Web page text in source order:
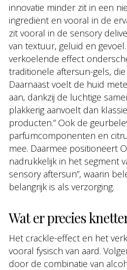
innovatie minder zit in een
ingrediënt en vooral in de
zit vooral in de sensory
van textuur, geluid en
verkoelende effect
traditionele aftersun-gels,
Daarnaast voelt de huid
aan, dankzij de luchtige
plakkerig aanvoelt dan
producten.” Ook de
parfumcomponenten en
mee. Daarmee positioneert
nadrukkelijk in het segment
sensory aftersun”, waarin
belangrijk is als verzorging.
Wat er precies
Het crackle-effect en het
vooral fysisch van aard.
door de combinatie van